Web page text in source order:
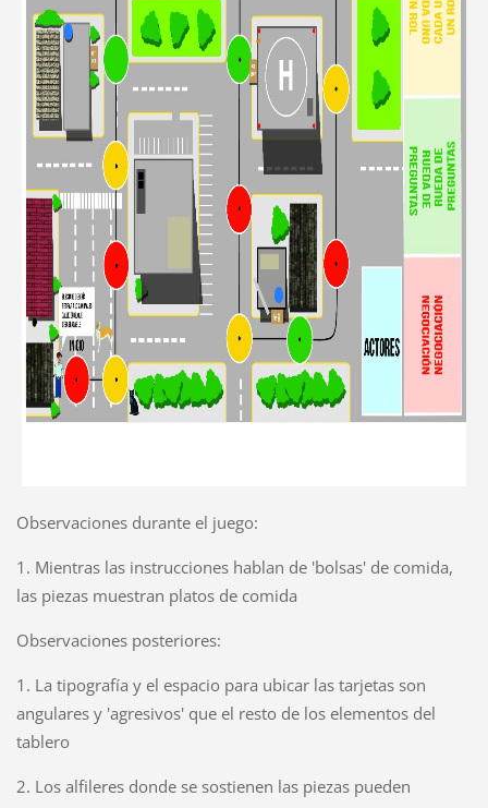
Observaciones durante el juego:
1. Mientras las instrucciones hablan de 'bolsas' de comida,
las piezas muestran platos de comida
Observaciones posteriores:
1. La tipografía y el espacio para ubicar las tarjetas son
angulares y 'agresivos' que el resto de los elementos del
tablero
2. Los alfileres donde se sostienen las piezas pueden